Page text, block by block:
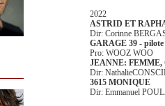
2022
ASTRID ET
Dir: Corinne
GARAGE 39 - pilote
Pro: WOOZ WOO
JEANNE:
Dir:
3615 MONIQUE
Dir: Emmanuel